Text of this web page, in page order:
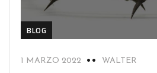
BLOG
1 MARZO 2022 WALTER